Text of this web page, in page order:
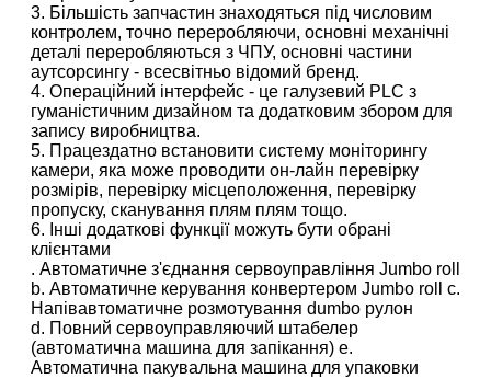
3. Більшість запчастин знаходяться під числовим
контролем, точно переробляючи, основні механічні
деталі переробляються з ЧПУ, основні частини
аутсорсингу - всесвітньо відомий бренд.
4. Операційний інтерфейс - це галузевий PLC з
гуманістичним дизайном та додатковим збором для
запису виробництва.
5. Працездатно встановити систему моніторингу
камери, яка може проводити он-лайн перевірку
розмірів, перевірку місцеположення, перевірку
пропуску, сканування плям плям тощо.
6. Інші додаткові функції можуть бути обрані
клієнтами
. Автоматичне з'єднання сервоуправління Jumbo roll
b. Автоматичне керування конвертером Jumbo roll c.
Напівавтоматичне розмотування dumbo рулон
d. Повний сервоуправляючий штабелер
(автоматична машина для запікання) e.
Автоматична пакувальна машина для упаковки